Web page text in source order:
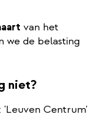
van het
we de belasting
niet?
'Leuven Centrum'